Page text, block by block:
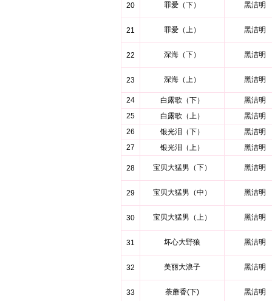
20 罪爱（下） 黑洁明
21 罪爱（上） 黑洁明
22 深海（下） 黑洁明
23 深海（上） 黑洁明
24 白露歌（下）
黑洁明
25
白露歌（上）
黑洁明
26
银光泪（下）
黑洁明
27
银光泪（上） 黑洁明
28 宝贝大猛男（下） 黑洁明
29 宝贝大猛男（中） 黑洁明
30 宝贝大猛男（上） 黑洁明
31 坏心大野狼 黑洁明
32 美丽大浪子 黑洁明
33 荼蘼香(下) 黑洁明